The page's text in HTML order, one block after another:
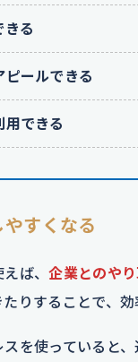
きる
ールできる
用できる
すくなる
えば、企業とのや
りすることで、効
を使っていると